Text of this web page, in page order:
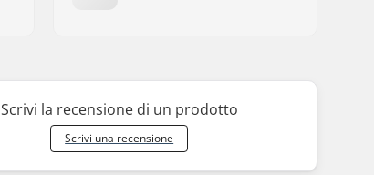
Scrivi la recensione di un prodotto
Scrivi una recensione